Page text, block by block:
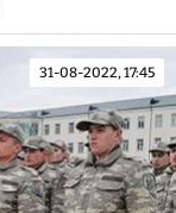
31-08-2022, 17:45